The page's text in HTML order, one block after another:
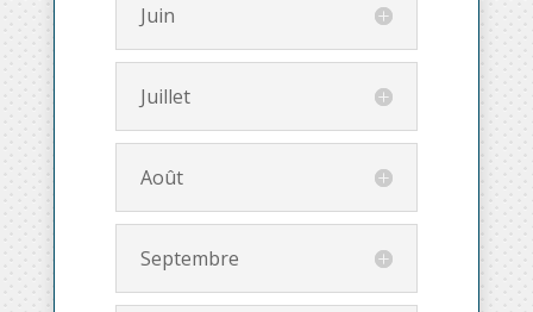
Juin
Juillet
Août
Septembre